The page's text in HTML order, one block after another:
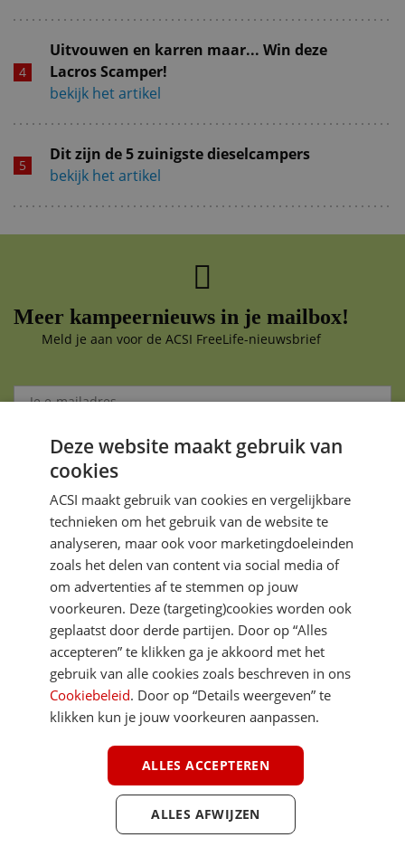
Uitvouwen en karren maar... Win deze
Lacros Scamper!
bekijk het artikel
Dit zijn de 5 zuinigste dieselcampers
bekijk het artikel
Meer kampeernieuws in je mailbox!
Meld je aan voor de ACSI FreeLife-nieuwsbrief
Aanmelden
Je gegevens zijn veilig en worden niet gedeeld met anderen
DIRECT NAAR
MEER ACSI FREELIFE
Deze website maakt gebruik van
cookies
ACSI maakt gebruik van cookies en vergelijkbare
technieken om het gebruik van de website te
analyseren, maar ook voor marketingdoeleinden
zoals het delen van content via social media of
om advertenties af te stemmen op jouw
voorkeuren. Deze (targeting)cookies worden ook
geplaatst door derde partijen. Door op “Alles
accepteren” te klikken ga je akkoord met het
gebruik van alle cookies zoals beschreven in ons
Cookiebeleid. Door op “Details weergeven” te
klikken kun je jouw voorkeuren aanpassen.
ALLES ACCEPTEREN
ALLES AFWIJZEN